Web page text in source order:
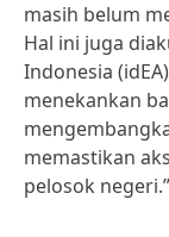
masih belum
Hal ini juga
Indonesia
menekankan
memastikan
pelosok negeri.”